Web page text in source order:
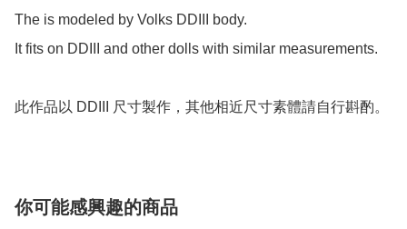
The is modeled by Volks DDIII body.
It fits on DDIII and other dolls with similar measurements.
此作品以 DDIII 尺寸製作，其他相近尺寸素體請自行斟酌。
你可能感興趣的商品